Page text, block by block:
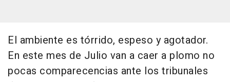
El ambiente es tórrido, espeso y agotador.
En este mes de Julio van a caer a plomo no
pocas comparecencias ante los tribunales